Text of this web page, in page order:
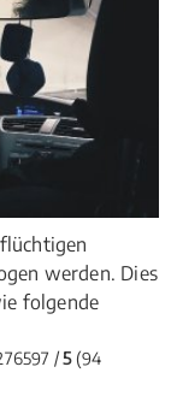
werden. Dies
folgende
/5(94